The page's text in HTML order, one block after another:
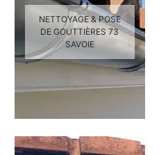
NETTOYAGE & POSE
DE GOUTTIÈRES 73
SAVOIE